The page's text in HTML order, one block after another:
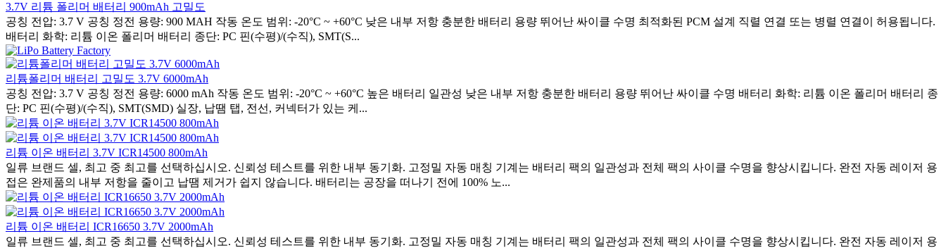
3.7V 리튬 폴리머 배터리 900mAh 고밀도
공칭 전압: 3.7 V 공칭 정전 용량: 900 MAH 작동 온도 범위: -20°C ~ +60°C 낮은 내부 저항 충분한 배터리 용량 뛰어난 싸이클 수명 최적화된 PCM 설계 직렬 연결 또는 병렬 연결이 허용됩니다.
배터리 화학: 리튬 이온 폴리머 배터리 종단: PC 핀(수평)/(수직), SMT(S...
리튬폴리머 배터리 고밀도 3.7V 6000mAh
공칭 전압: 3.7 V 공칭 정전 용량: 6000 mAh 작동 온도 범위: -20°C ~ +60°C 높은 배터리 일관성 낮은 내부 저항 충분한 배터리 용량 뛰어난 싸이클 수명 배터리 화학: 리튬 이온 폴리머 배터리 종
단: PC 핀(수평)/(수직), SMT(SMD) 실장, 납땜 탭, 전선, 커넥터가 있는 케...
리튬 이온 배터리 3.7V ICR14500 800mAh
일류 브랜드 셀, 최고 중 최고를 선택하십시오. 신뢰성 테스트를 위한 내부 동기화. 고정밀 자동 매칭 기계는 배터리 팩의 일관성과 전체 팩의 사이클 수명을 향상시킵니다. 완전 자동 레이저 용
접은 완제품의 내부 저항을 줄이고 납땜 제거가 쉽지 않습니다. 배터리는 공장을 떠나기 전에 100% 노...
리튬 이온 배터리 ICR16650 3.7V 2000mAh
일류 브랜드 셀, 최고 중 최고를 선택하십시오. 신뢰성 테스트를 위한 내부 동기화. 고정밀 자동 매칭 기계는 배터리 팩의 일관성과 전체 팩의 사이클 수명을 향상시킵니다. 완전 자동 레이저 용